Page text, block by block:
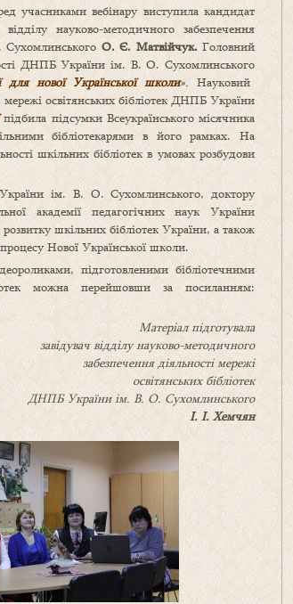
учасниками вебінару виступила кандидат
науково-методичного забезпечення
Сухомлинського О. Є. Матвійчук. Головний
ДНПБ України ім. В. О. Сухомлинського
для нової Української школи». Науковий
мережі освітянських бібліотек ДНПБ України
підбила підсумки Всеукраїнського місячника
бібліотекарями в його рамках. На
шкільних бібліотек в умовах розбудови
ім. В. О. Сухомлинського, доктору
академії педагогічних наук України
шкільних бібліотек України, а також
Нової Української школи.
підготовленими бібліотечними
можна перейшовши за посиланням:
Матеріал підготувала
завідувач відділу науково-методичного
забезпечення діяльності мережі
освітянських бібліотек
ДНПБ України ім. В. О. Сухомлинського
І. І. Хемчян